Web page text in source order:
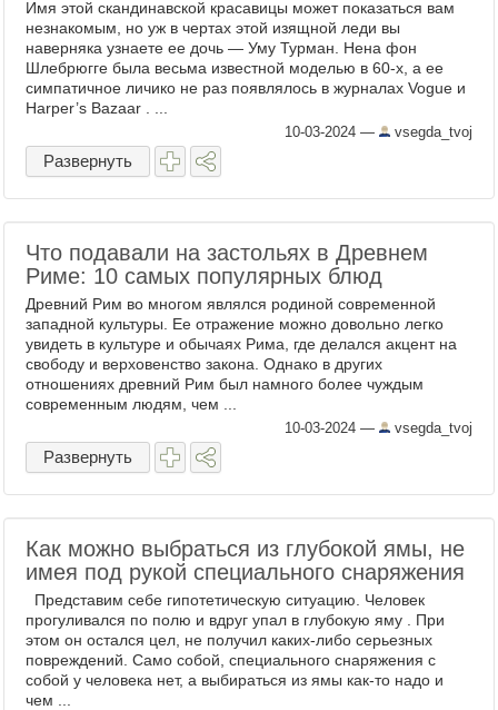
Имя этой скандинавской красавицы может показаться вам
незнакомым, но уж в чертах этой изящной леди вы
наверняка узнаете ее дочь — Уму Турман. Нена фон
Шлебрюгге была весьма известной моделью в 60-х, а ее
симпатичное личико не раз появлялось в журналах Vogue и
Harper’s Bazaar . ...
10-03-2024 — vsegda_tvoj
Развернуть
Что подавали на застольях в Древнем
Риме: 10 самых популярных блюд
Древний Рим во многом являлся родиной современной
западной культуры. Ее отражение можно довольно легко
увидеть в культуре и обычаях Рима, где делался акцент на
свободу и верховенство закона. Однако в других
отношениях древний Рим был намного более чуждым
современным людям, чем ...
10-03-2024 — vsegda_tvoj
Развернуть
Как можно выбраться из глубокой ямы, не
имея под рукой специального снаряжения
Представим себе гипотетическую ситуацию. Человек
прогуливался по полю и вдруг упал в глубокую яму . При
этом он остался цел, не получил каких-либо серьезных
повреждений. Само собой, специального снаряжения с
собой у человека нет, а выбираться из ямы как-то надо и
чем ...